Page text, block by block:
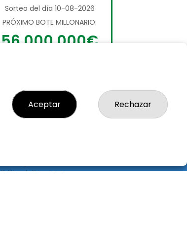
Sorteo del día 10-08-2026
PRÓXIMO BOTE MILLONARIO:
56.000.000€
Política de Privacidad
Aceptar Rechazar